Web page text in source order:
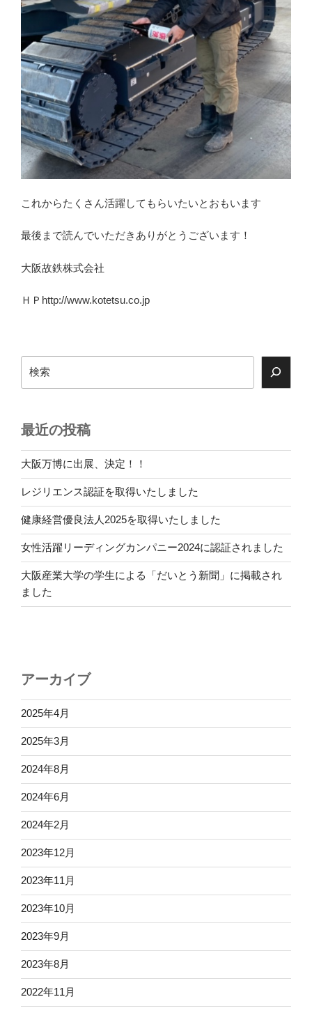
これからたくさん活躍してもらいたいとおもいます
最後まで読んでいただきありがとうございます！
大阪故鉄株式会社
ＨＰhttp://www.kotetsu.co.jp
最近の投稿
大阪万博に出展、決定！！
レジリエンス認証を取得いたしました
健康経営優良法人2025を取得いたしました
女性活躍リーディングカンパニー2024に認証されました
大阪産業大学の学生による「だいとう新聞」に掲載され
ました
アーカイブ
2025年4月
2025年3月
2024年8月
2024年6月
2024年2月
2023年12月
2023年11月
2023年10月
2023年9月
2023年8月
2022年11月